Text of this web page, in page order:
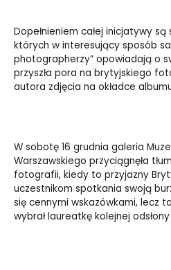
Dopełnieniem całej inicjatywy
których w interesujący sposób
photographerzy” opowiadają o
przyszła pora na brytyjskiego
autora zdjęcia na okładce
W sobotę 16 grudnia galeria
Warszawskiego przyciągnęła
fotografii, kiedy to przyjazny
uczestnikom spotkania swoją
się cennymi wskazówkami, lecz
wybrał laureatkę kolejnej